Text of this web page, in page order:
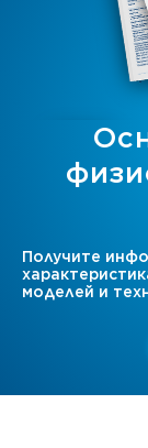
Получите
моделей и